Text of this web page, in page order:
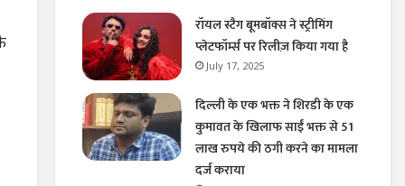
रॉयल स्टैग बूमबॉक्स ने स्ट्रीमिंग
प्लेटफॉर्म्स पर रिलीज़ किया गया है
July 17, 2025
दिल्ली के एक भक्त ने शिरडी के एक
कुमावत के खिलाफ साईं भक्त से 51
लाख रुपये की ठगी करने का मामला
दर्ज कराया